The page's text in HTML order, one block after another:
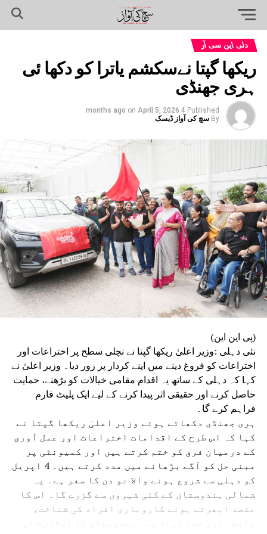
دلی این سی آر
ریکھا گپتا نےسکشم یاترا کو دکھا ئی
ہری جھنڈی
Published
4 months ago
on April 5, 2026
By سچ کی آواز ڈیسک
(پی این این)
نئی دہلی :وزیر اعلیٰ ریکھا گپتا نے نچلی سطح پر اختراعات اور
اختراعات کو فروغ دینے میں اپنے کردار پر زور دیا۔ وزیر اعلیٰ نے
کہا کہ دہلی کے ساتھ یہ اقدام مقامی خیالات کو بڑھنے، حمایت
حاصل کرنے اور حقیقی اثر پیدا کرنے کے لیے ایک پلیٹ فارم
فراہم کرے گا۔
ہری جھنڈی دکھاتے ہوئے وزیر اعلیٰ ریکھا گپتا نے
کہا کہ اس طرح کے اقدامات اختراعات اور عمل آوری
کے درمیان فرق کو ختم کرتے ہیں اور کمیونٹی پر
مبنی حل کو آگے بڑھانے میں مدد کرتے ہیں۔ 4 اپریل
کو دہلی سے شروع ہونے والا نو دن کا سفر ہے۔ یہ
شمالی ہندوستان کے کئی شہروں سے گزرے گا۔ اس کا
مقصد ابھرتے ہوئے کاروباری افراد کی شناخت،
رابطہ اور مدد کرنا ہے۔ ہندوستان کا اسٹارٹ اپ